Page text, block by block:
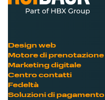
Design web
Motore di prenotazione
Marketing digitale
Centro contatti
Fedeltà
Soluzioni di pagamento